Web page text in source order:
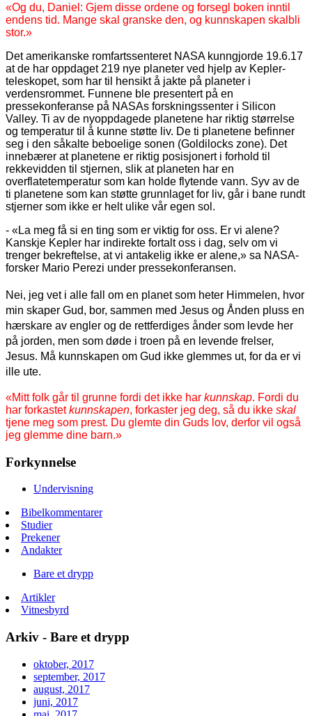
«Og du, Daniel: Gjem disse ordene og forsegl boken inntil
endens tid. Mange skal granske den, og kunnskapen skal bli
stor.»
Det amerikanske romfartssenteret NASA kunngjorde 19.6.17
at de har oppdaget 219 nye planeter ved hjelp av Kepler-
teleskopet, som har til hensikt å jakte på planeter i
verdensrommet. Funnene ble presentert på en
pressekonferanse på NASAs forskningssenter i Silicon
Valley. Ti av de nyoppdagede planetene har riktig størrelse
og temperatur til å kunne støtte liv. De ti planetene befinner
seg i den såkalte beboelige sonen (Goldilocks zone). Det
innebærer at planetene er riktig posisjonert i forhold til
rekkevidden til stjernen, slik at planeten har en
overflatetemperatur som kan holde flytende vann. Syv av de
ti planetene som kan støtte grunnlaget for liv, går i bane rundt
stjerner som ikke er helt ulike vår egen sol.
- «La meg få si en ting som er viktig for oss. Er vi alene?
Kanskje Kepler har indirekte fortalt oss i dag, selv om vi
trenger bekreftelse, at vi antakelig ikke er alene,» sa NASA-
forsker Mario Perezi under pressekonferansen.
Nei, jeg vet i alle fall om en planet som heter Himmelen, hvor
min skaper Gud, bor, sammen med Jesus og Ånden pluss en
hærskare av engler og de rettferdiges ånder som levde her
på jorden, men som døde i troen på en levende frelser,
Jesus. Må kunnskapen om Gud ikke glemmes ut, for da er vi
ille ute.
«Mitt folk går til grunne fordi det ikke har kunnskap. Fordi du
har forkastetkunnskapen, forkaster jeg deg, så du ikke skal
tjene meg som prest. Du glemte din Guds lov, derfor vil også
jeg glemme dine barn.»
Forkynnelse
Undervisning
Bibelkommentarer
Studier
Prekener
Andakter
Bare et drypp
Artikler
Vitnesbyrd
Arkiv - Bare et drypp
oktober, 2017
september, 2017
august, 2017
juni, 2017